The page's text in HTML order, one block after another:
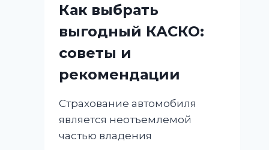
и
как
программу
Как выбрать
выгодный КАСКО:
советы и
рекомендации
Страхование автомобиля
является неотъемлемой
частью владения